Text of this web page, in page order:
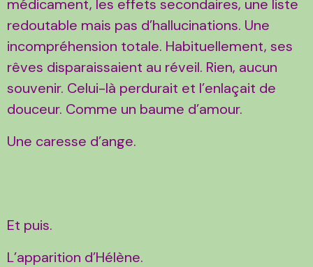
médicament, les effets secondaires, une liste
redoutable mais pas d’hallucinations. Une
incompréhension totale. Habituellement, ses
rêves disparaissaient au réveil. Rien, aucun
souvenir. Celui-là perdurait et l’enlaçait de
douceur. Comme un baume d’amour.
Une caresse d’ange.
Et puis.
L’apparition d’Hélène.